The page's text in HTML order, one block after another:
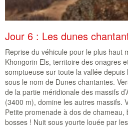
Jour 6 : Les dunes
Reprise du véhicule pour le plus haut
Khongorin Els, territoire des onagres
somptueuse sur toute la vallée
sous le nom de Dunes chantantes.
de la partie méridionale des massifs
(3400 m), domine les autres massifs.
Petite promenade à dos de
bosses ! Nuit sous yourte louée par